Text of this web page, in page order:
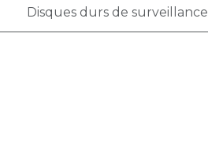
Disques durs de surveillance